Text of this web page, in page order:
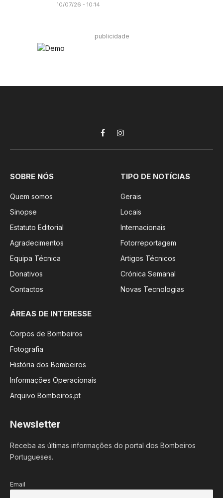
10/07/26 - 10:14
publicidade
FacebookInstagram
SOBRE NÓS
Quem somos
Sinopse
Estatuto Editorial
Agradecimentos
Equipa Técnica
Donativos
Contactos
TIPO DE NOTÍCIAS
Gerais
Locais
Internacionais
Fotorreportagem
Artigos Técnicos
Crónica Semanal
Novas Tecnologias
ÁREAS DE INTERESSE
Corpos de Bombeiros
Fotografia
História dos Bombeiros
Informações Operacionais
Arquivo Bombeiros.pt
Newsletter
Receba as últimas informações do portal dos Bombeiros
Portugueses.
Email